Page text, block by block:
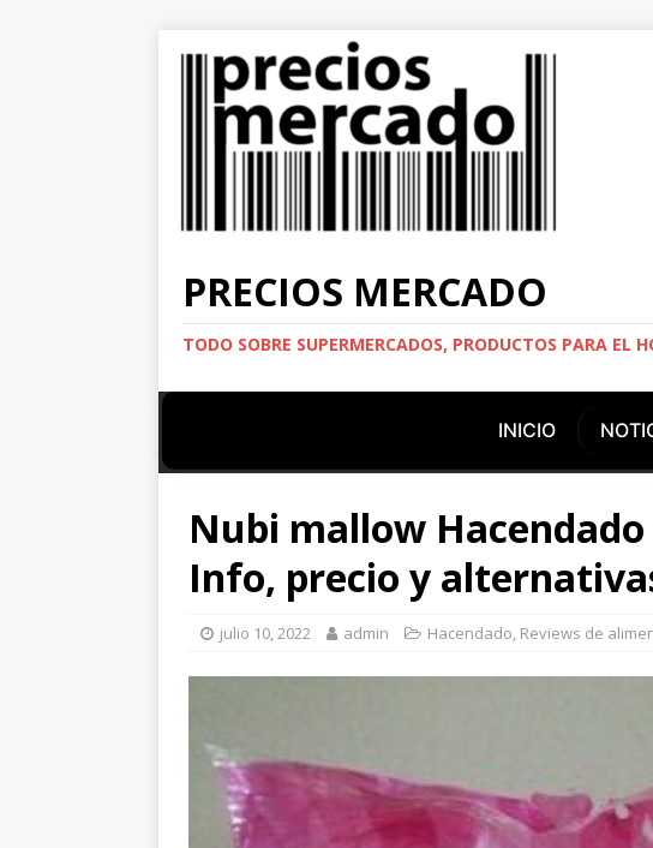
PRECIOS MERCADO
TODO SOBRE SUPERMERCADOS, PRODUCTOS PARA EL
INICIO
Nubi mallow
Info, precio y
julio 10, 2022 admin Hacendado, Reviews de